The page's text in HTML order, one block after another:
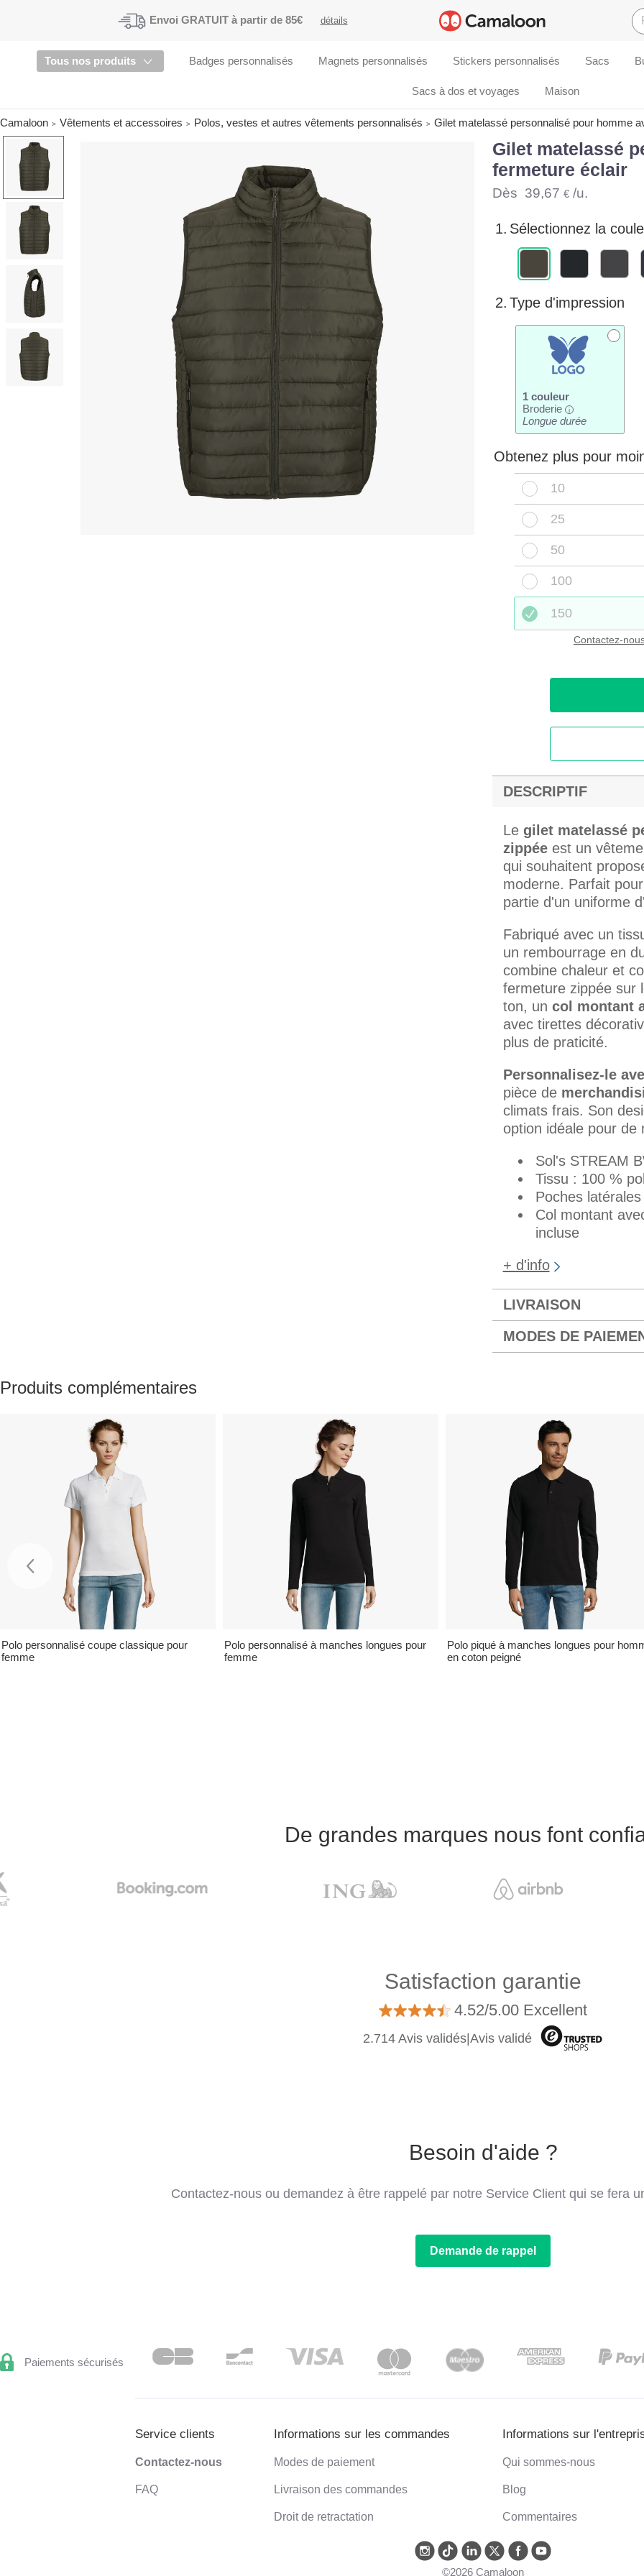
Envoi GRATUIT à partir de 85€ détails
Tous nos produits Badges personnalisés Magnets personnalisés Stickers personnalisés Sacs
Sacs à dos et voyages Maison
Camaloon Vêtements et accessoires Polos, vestes et autres vêtements personnalisés Gilet matelassé personnalisé pour homme
Gilet matelassé
fermeture éclair
Dès 39,67 €/u.
1. Sélectionnez la
2. Type d'impression
1 couleur
Broderie
i
Longue durée
Obtenez plus pour
10
25
50
100
150
Contactez-
DESCRIPTIF
Le gilet matelassé
zippéeest un
qui souhaitent
moderne. Parfait
partie d'un uniforme
Fabriqué avec un
un rembourrage en
combine chaleur et
fermeture zippée sur
ton, un col montant
avec tirettes
plus de praticité.
Personnalisez-le
pièce de
climats frais. Son
option idéale pour de
Sol's STREAM
Tissu : 100 %
Poches
Col montant
incluse
+ d'info
LIVRAISON
MODES DE
Produits complémentaires
Polo personnalisé coupe classique pour
femme
Polo personnalisé à manches longues pour
femme
Polo piqué à manches longues pour
en coton peigné
De grandes marques nous font
Satisfaction garantie
4.52/5.00 Excellent
2.714 Avis validés| Avis validé
Besoin d'aide ?
Contactez-nous ou demandez à être rappelé par notre Service Client qui se fera
Demande de rappel
Paiements sécurisés
Service clients
Contactez-nous
FAQ
Informations sur les commandes
Modes de paiement
Livraison des commandes
Droit de retractation
Informations sur
Qui sommes-nous
Blog
Commentaires
©2026 Camaloon